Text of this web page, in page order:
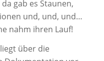
gab es Staunen,
und, und, und…
nahm ihren Lauf!
über die